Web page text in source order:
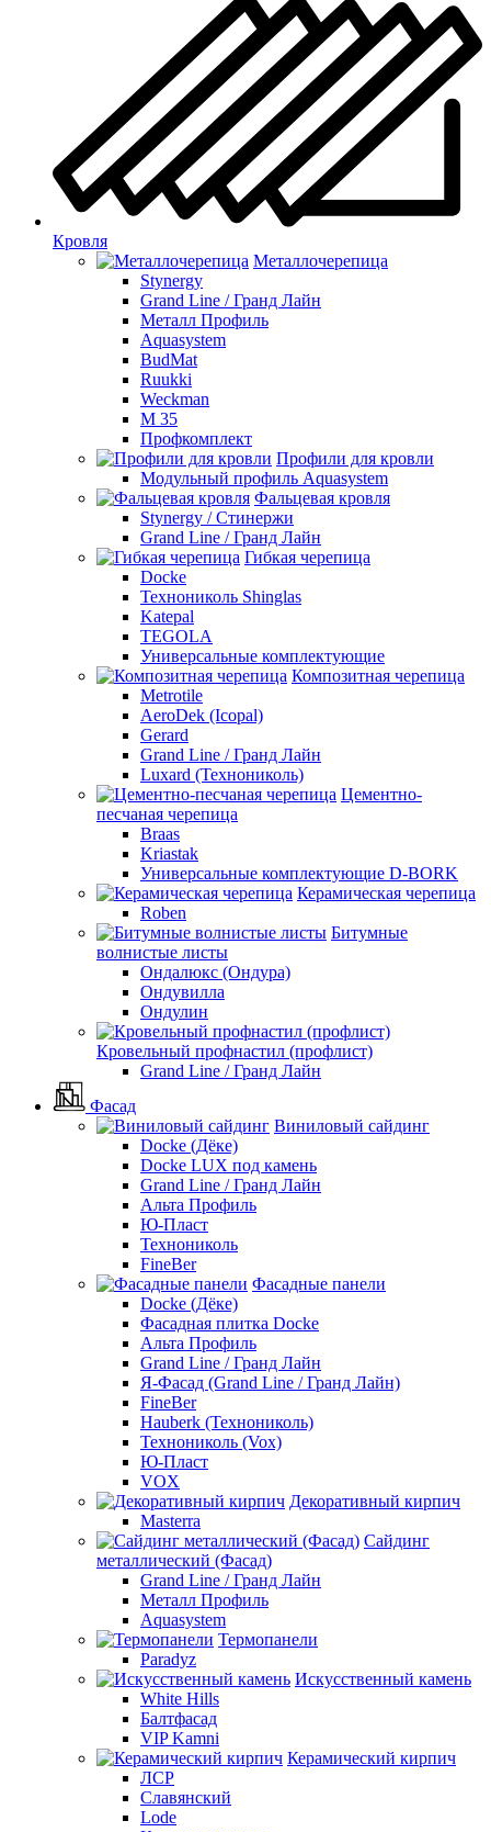
Кровля
Металлочерепица
Stynergy
Grand Line / Гранд Лайн
Металл Профиль
Aquasystem
BudMat
Ruukki
Weckman
М 35
Профкомплект
Профили для кровли
Модульный профиль Aquasystem
Фальцевая кровля
Stynergy / Стинержи
Grand Line / Гранд Лайн
Гибкая черепица
Docke
Технониколь Shinglas
Katepal
TEGOLA
Универсальные комплектующие
Композитная черепица
Metrotile
AeroDek (Icopal)
Gerard
Grand Line / Гранд Лайн
Luxard (Технониколь)
Цементно-
песчаная черепица
Braas
Kriastak
Универсальные комплектующие D-BORK
Керамическая черепица
Roben
Битумные
волнистые листы
Ондалюкс (Ондура)
Ондувилла
Ондулин
Кровельный профнастил (профлист)
Grand Line / Гранд Лайн
Фасад
Виниловый сайдинг
Docke (Дёке)
Docke LUX под камень
Grand Line / Гранд Лайн
Альта Профиль
Ю-Пласт
Технониколь
FineBer
Фасадные панели
Docke (Дёке)
Фасадная плитка Docke
Альта Профиль
Grand Line / Гранд Лайн
Я-Фасад (Grand Line / Гранд Лайн)
FineBer
Hauberk (Технониколь)
Технониколь (Vox)
Ю-Пласт
VOX
Декоративный кирпич
Masterra
Сайдинг
металлический (Фасад)
Grand Line / Гранд Лайн
Металл Профиль
Aquasystem
Термопанели
Paradyz
Искусственный камень
White Hills
Балтфасад
VIP Kamni
Керамический кирпич
ЛСР
Славянский
Lode